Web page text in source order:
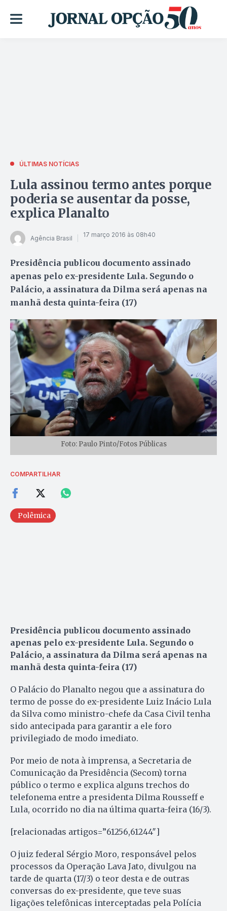
ÚLTIMAS NOTÍCIAS
Lula assinou termo antes porque
poderia se ausentar da posse,
explica Planalto
Agência Brasil 17 março 2016 às 08h40
Presidência publicou documento assinado
apenas pelo ex-presidente Lula. Segundo o
Palácio, a assinatura da Dilma será apenas na
manhã desta quinta-feira (17)
Foto: Paulo Pinto/Fotos Públicas
COMPARTILHAR
Polêmica
Presidência publicou documento assinado
apenas pelo ex-presidente Lula. Segundo o
Palácio, a assinatura da Dilma será apenas na
manhã desta quinta-feira (17)
O Palácio do Planalto negou que a assinatura do
termo de posse do ex-presidente Luiz Inácio Lula
da Silva como ministro-chefe da Casa Civil tenha
sido antecipada para garantir a ele foro
privilegiado de modo imediato.
Por meio de nota à imprensa, a Secretaria de
Comunicação da Presidência (Secom) torna
público o termo e explica alguns trechos do
telefonema entre a presidenta Dilma Rousseff e
Lula, ocorrido no dia na última quarta-feira (16/3).
[relacionadas artigos=”61256,61244″]
O juiz federal Sérgio Moro, responsável pelos
processos da Operação Lava Jato, divulgou na
tarde de quarta (17/3) o teor desta e de outras
conversas do ex-presidente, que teve suas
ligações telefônicas interceptadas pela Polícia